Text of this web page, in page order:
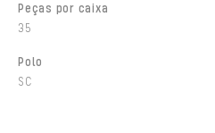
Peças por caixa
35
Polo
SC